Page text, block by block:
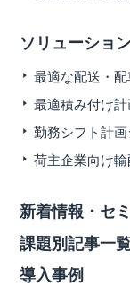
ソリューショ
最適な配送・
最適積み付け
勤務シフト計
荷主企業向け
新着情報・セ
課題別記事一
導入事例